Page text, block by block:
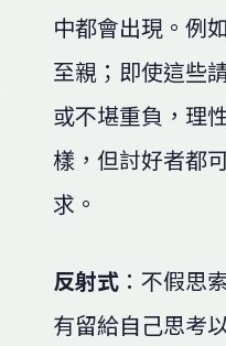
中都會出現。例
至親；即使這些
或不堪重負，理
樣，但討好者都
求。
反射式 ：不假思
有留給自己思考